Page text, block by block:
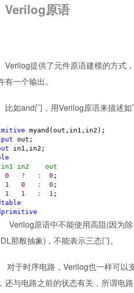
Verilog原语
提供了元件原语建模的方式，
有一个输出。
如and门，用Verilog原语来描述如
in1 in2    out
0
   ?   :
0 ;
1
0
   :
0 ;
1
1
   :
1
原语中不能使用高阻(因为除
那般抽象)，不能表示三态门。
于时序电路，Verilog也一样可以支
还与电路之前的状态有关，所谓电